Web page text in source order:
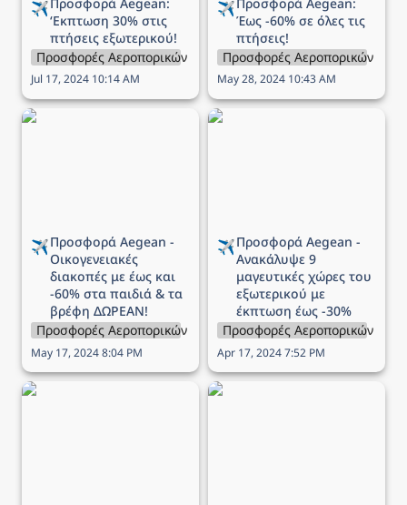
✈️
‘Εκπτωση 30% στις
πτήσεις εξωτερικού!
Προσφορές Αεροπορικών Εταιρειών
Jul 17, 2024 10:14 AM
✈️
Έως -60% σε όλες τις
πτήσεις!
Προσφορές Αεροπορικών
May 28, 2024 10:43 AM
Προσφορά Aegean -
✈️
Οικογενειακές
διακοπές με έως και
-60% στα παιδιά & τα
βρέφη ΔΩΡΕΑΝ!
Προσφορές Αεροπορικών Εταιρειών
May 17, 2024 8:04 PM
Προσφορά Aegean -
✈️Προσφορά Aegean -
Ανακάλυψε 9
μαγευτικές χώρες του
εξωτερικού με
έκπτωση έως -30%
Προσφορές Αεροπορικών
Apr 17, 2024 7:52 PM
Προσφορά Aegean - 9
Προσφορά Ryanair -